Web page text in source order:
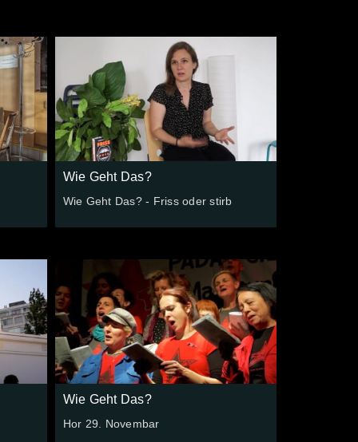
Wie Geht Das?
Wie Geht Das? - Friss oder stirb
Wie Geht Das?
Hor 29. Novembar